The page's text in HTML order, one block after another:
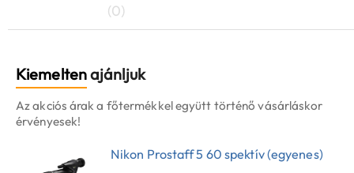
(0)
Kiemeltenajánljuk
Az akciós árak a főtermékkel együtt történő vásárláskor
érvényesek!
Nikon Prostaff 5 60 spektív (egyenes)